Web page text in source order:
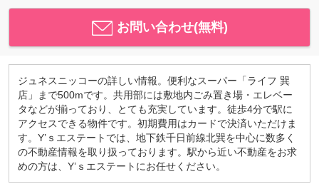
お問い合わせ(無料)
ジュネスニッコーの詳しい情報。便利なスーパー「ライフ 巽
店」まで500mです。共用部には敷地内ごみ置き場・エレベー
タなどが揃っており、とても充実しています。徒歩4分で駅に
アクセスできる物件です。初期費用はカードで決済いただけま
す。Y’ｓエステートでは、地下鉄千日前線北巽を中心に数多く
の不動産情報を取り扱っております。駅から近い不動産をお求
めの方は、Y’ｓエステートにお任せください。